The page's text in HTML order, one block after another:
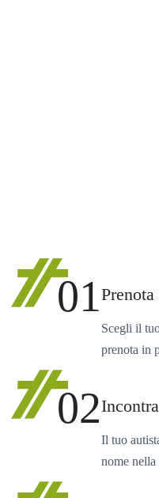
01
Scegli il
prenota in
02
Il tuo
nome